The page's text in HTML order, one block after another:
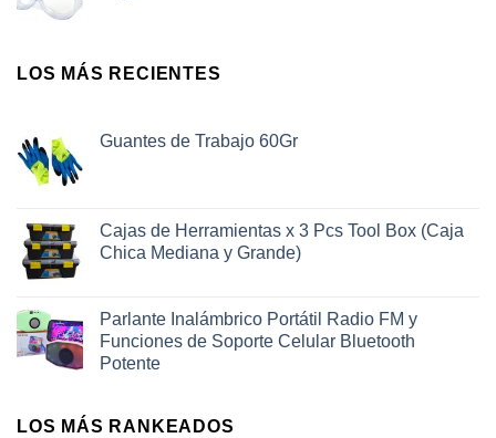
LOS MÁS RECIENTES
Guantes de Trabajo 60Gr
Cajas de Herramientas x 3 Pcs Tool Box (Caja
Chica Mediana y Grande)
Parlante Inalámbrico Portátil Radio FM y
Funciones de Soporte Celular Bluetooth
Potente
LOS MÁS RANKEADOS